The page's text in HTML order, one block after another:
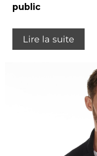
public
Lire la suite